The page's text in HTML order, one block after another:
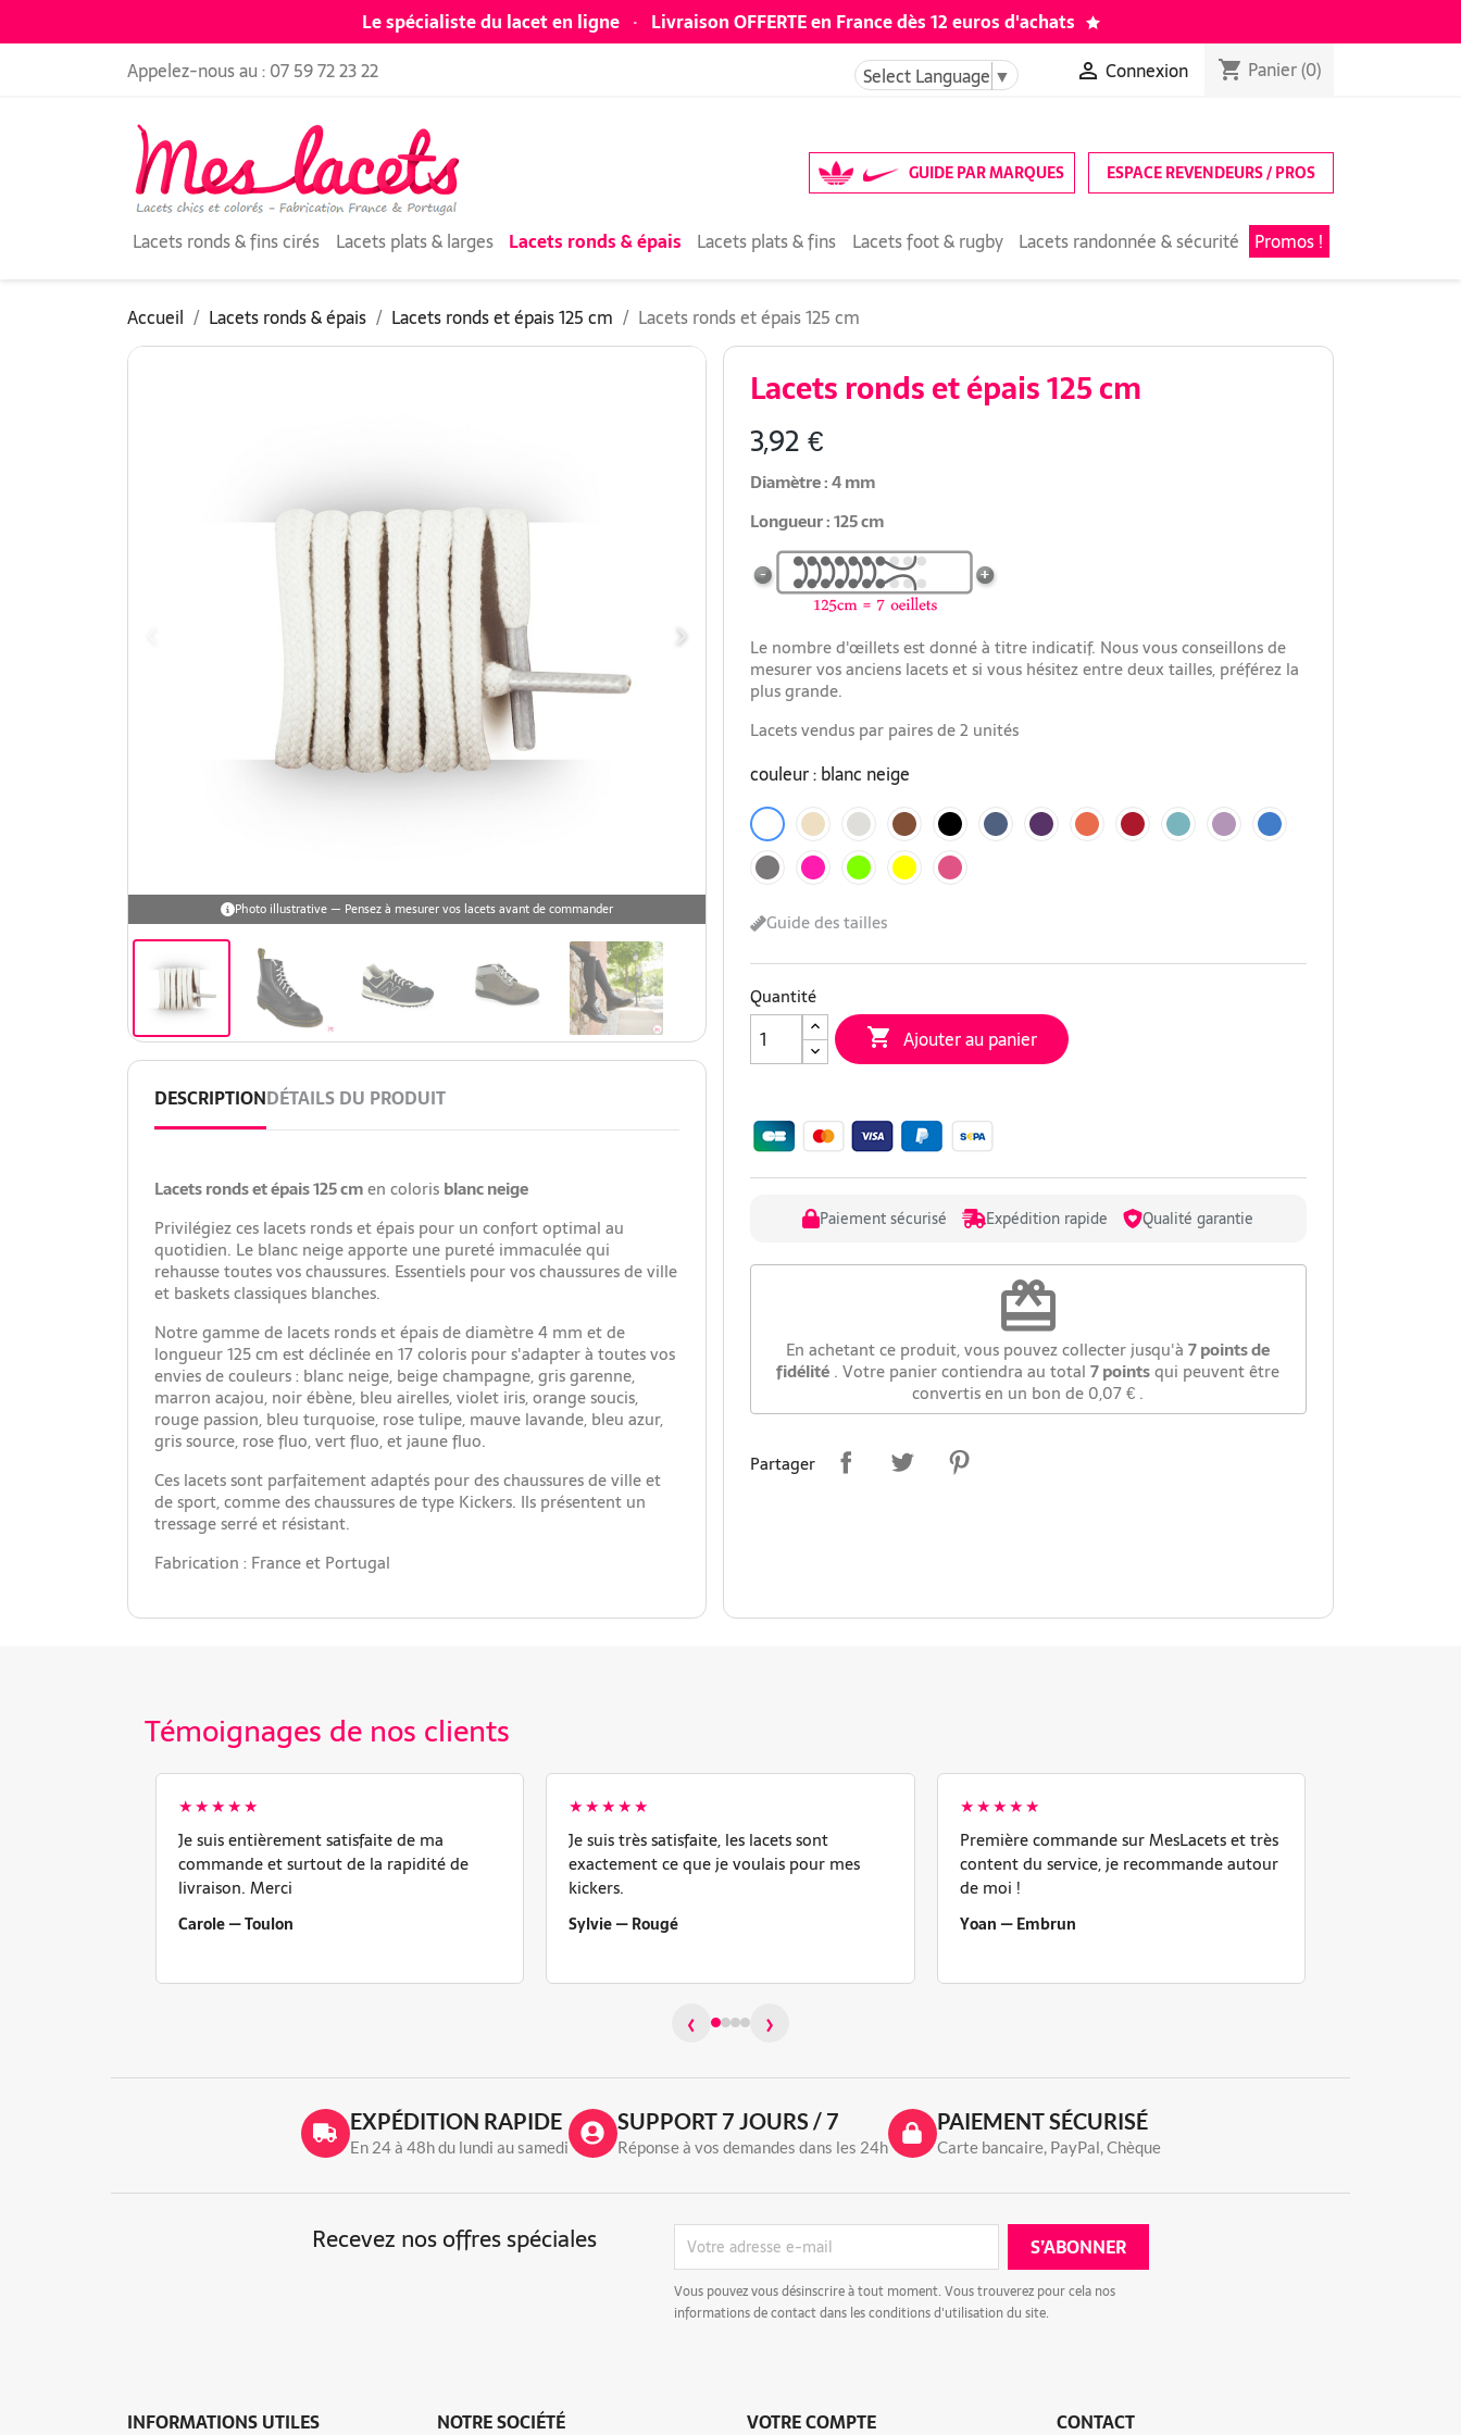
Le spécialiste du lacet en ligne · Livraison OFFERTE en France dès 12 euros d'achats
Appelez-nous au :07 59 72 23 22 Select Language ▼  Connexion shopping_cart Panier(0)
GUIDE PAR MARQUES ESPACE REVENDEURS / PROS
Lacets ronds & fins cirés Lacets plats & larges Lacets ronds & épais Lacets plats & fins Lacets foot & rugby Lacets randonnée & sécurité Promos !
Accueil Lacets ronds & épais Lacets ronds et épais 125 cm Lacets ronds et épais 125 cm
Photo illustrative — Pensez à mesurer vos lacets avant de commander
DESCRIPTIONDÉTAILS DU PRODUIT
Lacets ronds et épais 125 cmen coloris blanc neige
Privilégiez ces lacets ronds et épais pour un confort optimal au
quotidien. Le blanc neige apporte une pureté immaculée qui
rehausse toutes vos chaussures. Essentiels pour vos chaussures de ville
et baskets classiques blanches.
Notre gamme de lacets ronds et épais de diamètre 4 mm et de
longueur 125 cm est déclinée en 17 coloris pour s'adapter à toutes vos
envies de couleurs : blanc neige, beige champagne, gris garenne,
marron acajou, noir ébène, bleu airelles, violet iris, orange soucis,
rouge passion, bleu turquoise, rose tulipe, mauve lavande, bleu azur,
gris source, rose fluo, vert fluo, et jaune fluo.
Ces lacets sont parfaitement adaptés pour des chaussures de ville et
de sport, comme des chaussures de type Kickers. Ils présentent un
tressage serré et résistant.
Fabrication : France et Portugal
Lacets ronds et épais 125 cm
3,92 €
Diamètre : 4 mm
Longueur : 125 cm
Le nombre d'œillets est donné à titre indicatif. Nous vous conseillons de
mesurer vos anciens lacets et si vous hésitez entre deux tailles, préférez la
plus grande.
Lacets vendus par paires de 2 unités
couleur : blanc neige
blanc neigebeige champagnegris garennemarron acajounoir ébène bleu airellesviolet iris orange soucis rouge passionbleu turquoisemauve lavandebleu azur
gris sourcerose fluo vert fluo jaune fluo rose tulipe
Guide des tailles
Quantité
 Ajouter au panier
Paiement sécurisé Expédition rapide Qualité garantie
redeem
En achetant ce produit, vous pouvez collecter jusqu'à7points de
fidélité . Votre panier contiendra au total7pointsqui peuvent être
convertis en un bon de 0,07 € .
Partager
Témoignages de nos clients
★★★★★
Je suis entièrement satisfaite de ma
commande et surtout de la rapidité de
livraison. Merci
Carole — Toulon
★★★★★
Je suis très satisfaite, les lacets sont
exactement ce que je voulais pour mes
kickers.
Sylvie — Rougé
★★★★★
Première commande sur MesLacets et très
content du service, je recommande autour
de moi !
Yoan — Embrun
‹ ›
EXPÉDITION RAPIDE
En 24 à 48h du lundi au samedi
SUPPORT 7 JOURS / 7
Réponse à vos demandes dans les 24h
PAIEMENT SÉCURISÉ
Carte bancaire, PayPal, Chèque
Recevez nos offres spéciales
Vous pouvez vous désinscrire à tout moment. Vous trouverez pour cela nos
informations de contact dans les conditions d'utilisation du site.
INFORMATIONS UTILES NOTRE SOCIÉTÉ VOTRE COMPTE CONTACT